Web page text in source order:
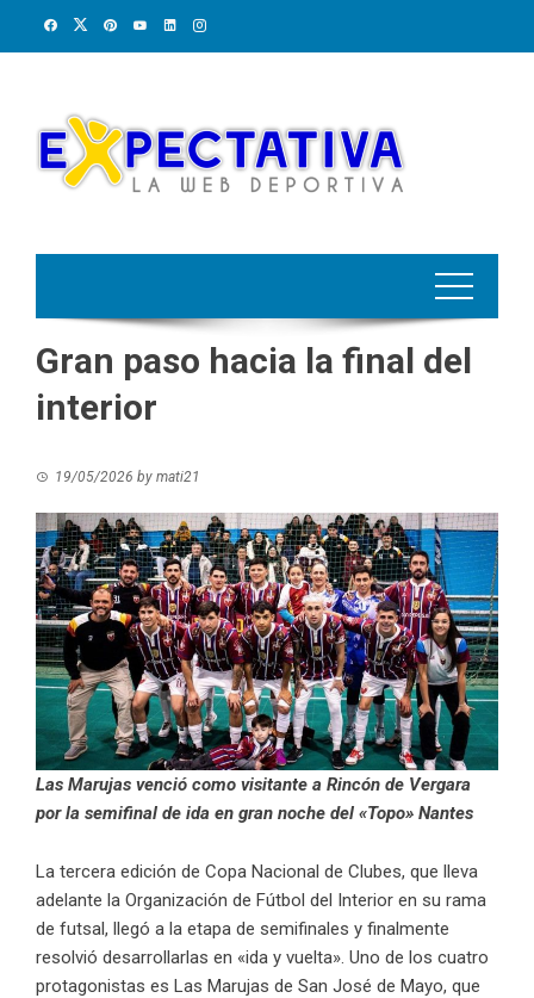
Gran paso hacia la final del
interior
19/05/2026 by mati21
Las Marujas venció como visitante a Rincón de Vergara
por la semifinal de ida en gran noche del «Topo» Nantes
La tercera edición de Copa Nacional de Clubes, que lleva
adelante la Organización de Fútbol del Interior en su rama
de futsal, llegó a la etapa de semifinales y finalmente
resolvió desarrollarlas en «ida y vuelta». Uno de los cuatro
protagonistas es Las Marujas de San José de Mayo, que